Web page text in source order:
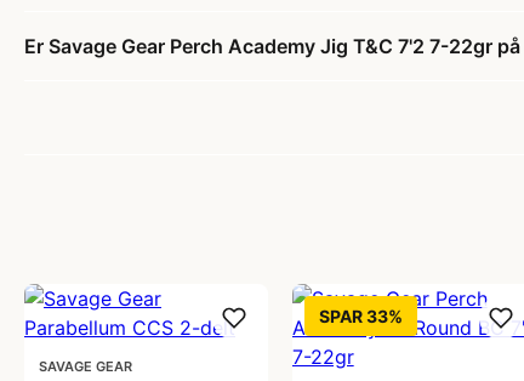
Er Savage Gear Perch Academy Jig T&C 7'2 7-22gr
SAVAGE GEAR
SPAR 33%